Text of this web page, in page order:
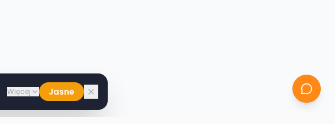
Więcej Jasne